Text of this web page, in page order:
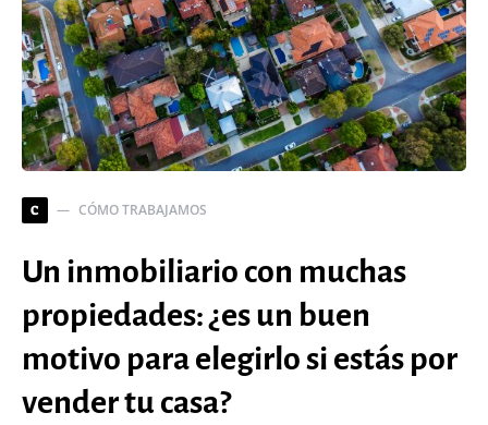
C CÓMO TRABAJAMOS
Un inmobiliario con muchas
propiedades: ¿es un buen
motivo para elegirlo si estás por
vender tu casa?